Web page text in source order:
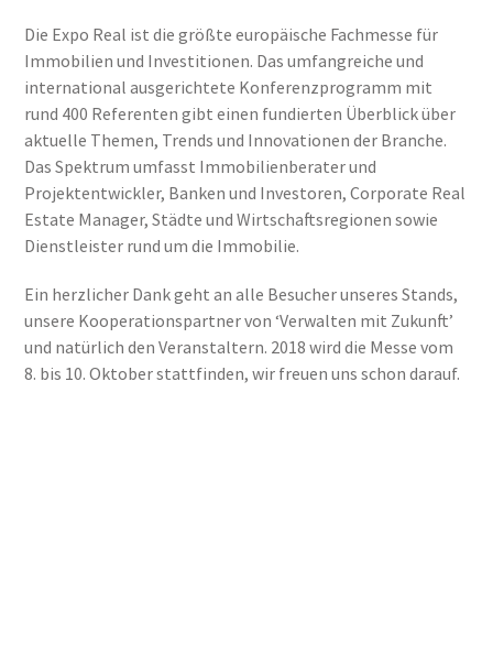
Die Expo Real ist die größte europäische Fachmesse für
Immobilien und Investitionen. Das umfangreiche und
international ausgerichtete Konferenzprogramm mit
rund 400 Referenten gibt einen fundierten Überblick über
aktuelle Themen, Trends und Innovationen der Branche.
Das Spektrum umfasst Immobilienberater und
Projektentwickler, Banken und Investoren, Corporate Real
Estate Manager, Städte und Wirtschaftsregionen sowie
Dienstleister rund um die Immobilie.
Ein herzlicher Dank geht an alle Besucher unseres Stands,
unsere Kooperationspartner von ‘Verwalten mit Zukunft’
und natürlich den Veranstaltern. 2018 wird die Messe vom
8. bis 10. Oktober stattfinden, wir freuen uns schon darauf.